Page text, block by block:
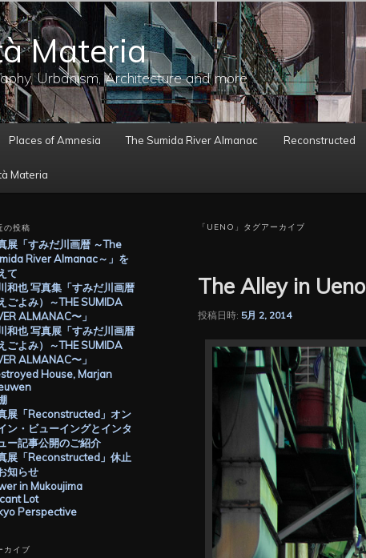
Materia
Urbanism, Architecture and more
Places of Amnesia The Sumida River Almanac Reconstructed
Materia
「 UENO 」タグアーカイブ
The Alley in Ueno
投稿日時: 5月 2, 2014
の投稿
展「すみだ川画暦 ～The
River Almanac～」を
て
和也 写真集「すみだ川画暦
えごよみ）～THE SUMIDA
ALMANAC〜」
和也 写真展「すみだ川画暦
えごよみ）～THE SUMIDA
ALMANAC〜」
House, Marjan
展「Reconstructed」オン
ン・ビューイングとインタ
ー記事公開のご紹介
展「Reconstructed」休止
知らせ
in Mukoujima
Lot
Perspective
カイブ